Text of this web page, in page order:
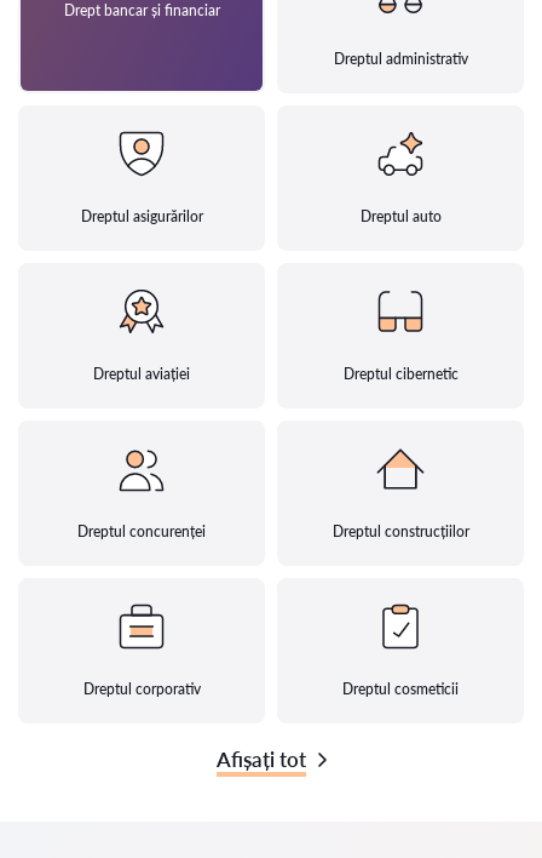
Drept bancar și financiar
Dreptul administrativ
Dreptul asigurărilor Dreptul auto
Dreptul aviației Dreptul cibernetic
Dreptul concurenței Dreptul construcțiilor
Dreptul corporativ Dreptul cosmeticii
Afișați tot